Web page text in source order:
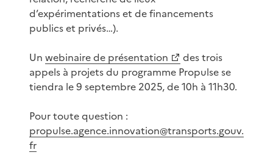
d’expérimentations et de financements
publics et privés…).
Un webinaire de présentation
des trois
appels à projets du programme Propulse se
tiendra le 9 septembre 2025, de 10h à 11h30.
Pour toute question :
propulse.agence.innovation@transports.gouv.
fr